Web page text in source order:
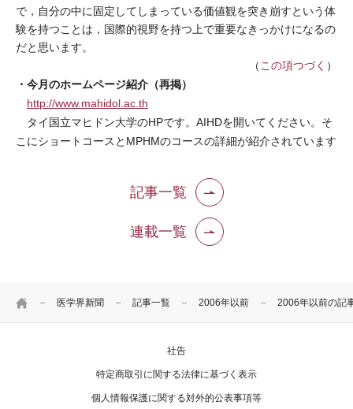
HOME 医学界新聞 記事一覧 2006年以前 2006年以前の記
で，自分の中に固定してしまっている価値観を突き崩すという体
験を持つことは，国際的視野を持つ上で重要なきっかけになるの
だと思います。
（ この項つづく ）
・今月のホームページ紹介（再掲）
http://www.mahidol.ac.th
タイ国立マヒドン大学のHPです。AIHDを開いてください。そ
こにショートコースとMPHMのコースの詳細が紹介されています
記事一覧
連載一覧
社告
特定商取引に関する法律に基づく表示
個人情報保護に関する対外的公表事項等